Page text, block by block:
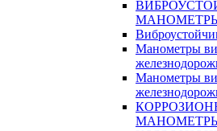
МАНОМЕТРЫ
Манометры
Манометры